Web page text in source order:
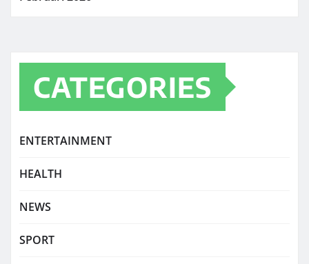
CATEGORIES
ENTERTAINMENT
HEALTH
NEWS
SPORT